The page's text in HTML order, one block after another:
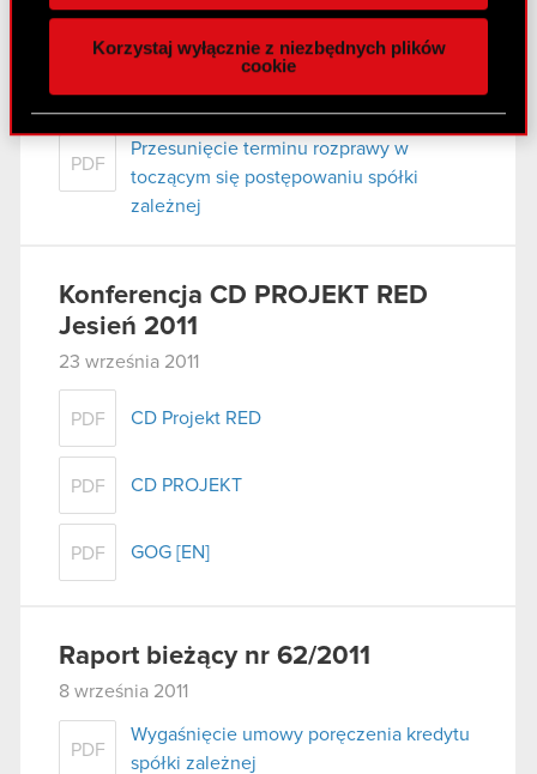
naszej witrynie. Informacje o tym, jak korzystasz
z naszej witryny, udostępniamy partnerom
Partnerzy mogą połączyć te informacje z innymi
danymi otrzymanymi od Ciebie lub uzyskanymi
podczas korzystania z ich usług. Kontynuując
korzystanie z naszej witryny, zgadasz się na
Korzystaj wyłącznie z niezbędnych plików
cookie
Raport bieżący nr 63/2011
PDF
Przesunięcie terminu rozprawy w
toczącym się postępowaniu spółki
zależnej
Konferencja CD PROJEKT RED
Jesień 2011
23 września 2011
PDF CD Projekt RED
PDF CD PROJEKT
PDF GOG [EN]
Raport bieżący nr 62/2011
8 września 2011
PDF
Wygaśnięcie umowy poręczenia kredytu
spółki zależnej